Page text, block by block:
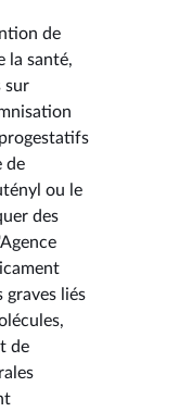
de
la santé,
sur
de
ou le
des
graves liés
de